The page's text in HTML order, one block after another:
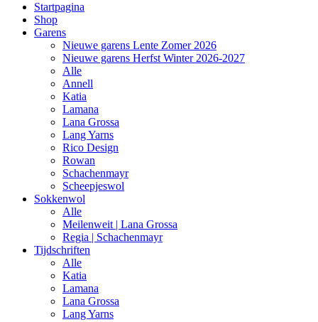
Startpagina
Shop
Garens
Nieuwe garens Lente Zomer 2026
Nieuwe garens Herfst Winter 2026-2027
Alle
Annell
Katia
Lamana
Lana Grossa
Lang Yarns
Rico Design
Rowan
Schachenmayr
Scheepjeswol
Sokkenwol
Alle
Meilenweit | Lana Grossa
Regia | Schachenmayr
Tijdschriften
Alle
Katia
Lamana
Lana Grossa
Lang Yarns